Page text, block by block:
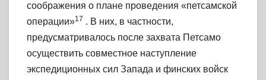
соображения о плане проведения «петсамской
операции»17 . В них, в частности,
предусматривалось после захвата Петсамо
осуществить совместное наступление
экспедиционных сил Запада и финских войск